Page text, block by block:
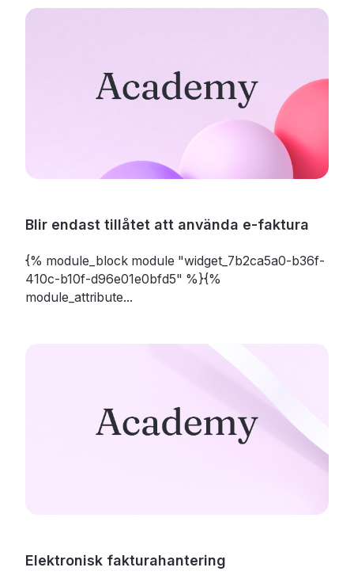
Blir endast tillåtet att använda e-faktura
{% module_block module "widget_7b2ca5a0-b36f-
410c-b10f-d96e01e0bfd5" %}{%
module_attribute...
Elektronisk fakturahantering